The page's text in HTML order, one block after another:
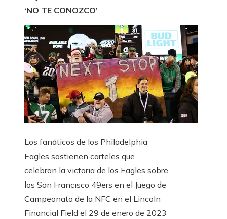
‘NO TE CONOZCO’
Los fanáticos de los Philadelphia
Eagles sostienen carteles que
celebran la victoria de los Eagles sobre
los San Francisco 49ers en el Juego de
Campeonato de la NFC en el Lincoln
Financial Field el 29 de enero de 2023